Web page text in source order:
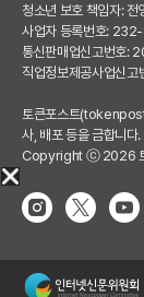
청소년 보호 책임자: 전
사업자 등록번호:
통신판매업신고번호:
직업정보제공사업신
토큰포스트
사, 배포 등을 금합니다.
Copyright ⓒ 2026